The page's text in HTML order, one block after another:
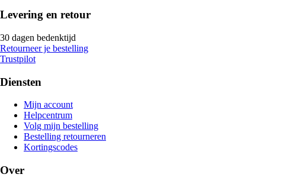
Levering en retour
30 dagen bedenktijd
Retourneer je bestelling
Trustpilot
Diensten
Mijn account
Helpcentrum
Volg mijn bestelling
Bestelling retourneren
Kortingscodes
Over